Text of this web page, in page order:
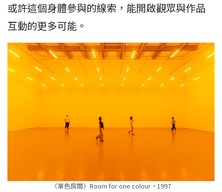
或許這個身體參與的線索，能開啟觀眾與作品
互動的更多可能。
〈單色房間〉Room for one colour，1997